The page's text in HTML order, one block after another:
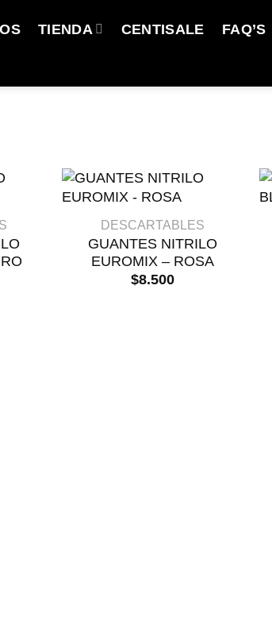
TIENDA CENTISALE FAQ’S
DESCARTABLES
GUANTES NITRILO
EUROMIX – ROSA
$8.500